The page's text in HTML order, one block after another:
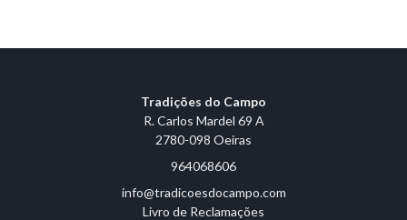
Tradições do Campo
R. Carlos Mardel 69 A
2780-098 Oeiras
964068606
info@tradicoesdocampo.com
Livro de Reclamações